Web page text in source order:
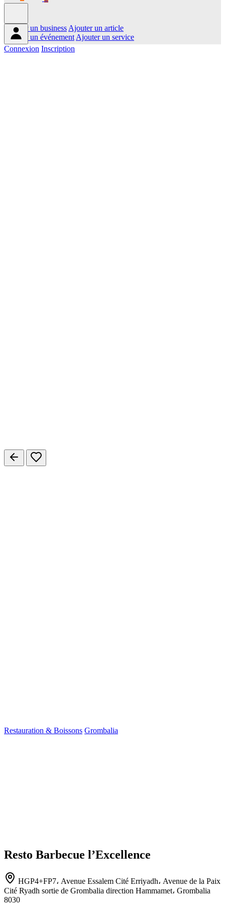
Ajouter un business Ajouter un article
Ajouter un événement Ajouter un service
Connexion Inscription
Restauration & Boissons Grombalia
Resto Barbecue l’Excellence
HGP4+FP7، Avenue Essalem Cité Erriyadh، Avenue de la Paix
Cité Ryadh sortie de Grombalia direction Hammamet، Grombalia
8030